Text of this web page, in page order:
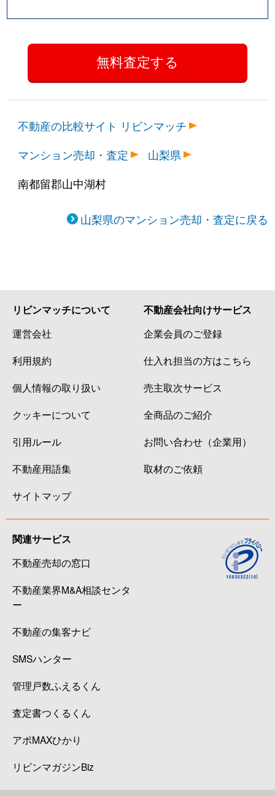
不動産の比較サイト リビンマッチ
マンション売却・査定
山梨県
南都留郡山中湖村
山梨県のマンション売却・査定に戻る
リビンマッチについて
運営会社
利用規約
個人情報の取り扱い
クッキーについて
引用ルール
不動産用語集
サイトマップ
不動産会社向けサービス
企業会員のご登録
仕入れ担当の方はこちら
売主取次サービス
全商品のご紹介
お問い合わせ（企業用）
取材のご依頼
関連サービス
不動産売却の窓口
不動産業界M&A相談センタ
ー
不動産の集客ナビ
SMSハンター
管理戸数ふえるくん
査定書つくるくん
アポMAXひかり
リビンマガジンBiz